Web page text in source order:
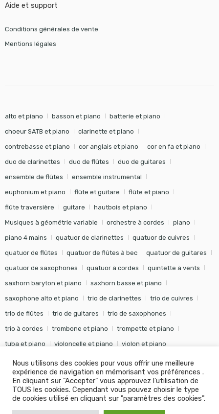
Aide et support
Conditions générales de vente
Mentions légales
alto et piano basson et piano batterie et piano
choeur SATB et piano clarinette et piano
contrebasse et piano cor anglais et piano cor en fa et piano
duo de clarinettes duo de flûtes duo de guitares
ensemble de flûtes ensemble instrumental
euphonium et piano flûte et guitare flûte et piano
flûte traversière guitare hautbois et piano
Musiques à géométrie variable orchestre à cordes piano
piano 4 mains quatuor de clarinettes quatuor de cuivres
quatuor de flûtes quatuor de flûtes à bec quatuor de guitares
quatuor de saxophones quatuor à cordes quintette à vents
saxhorn baryton et piano saxhorn basse et piano
saxophone alto et piano trio de clarinettes trio de cuivres
trio de flûtes trio de guitares trio de saxophones
trio à cordes trombone et piano trompette et piano
tuba et piano violoncelle et piano violon et piano
© Editions Soldano - Tous droits réservés - Conception Khalid
Nous utilisons des cookies pour vous offrir une meilleure
expérience de navigation en mémorisant vos préférences .
En cliquant sur "Accepter" vous approuvez l'utilisation de
TOUS les cookies. Cependant vous pouvez choisir le type
de cookies utilisé en cliquant sur "paramètres des cookies".